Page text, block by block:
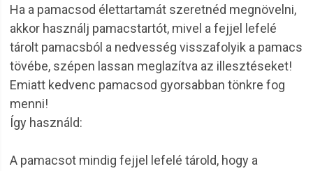
Ha a pamacsod élettartamát szeretnéd megnövelni,
akkor használj pamacstartót, mivel a fejjel lefelé
tárolt pamacsból a nedvesség visszafolyik a pamacs
tövébe, szépen lassan meglazítva az illesztéseket!
Emiatt kedvenc pamacsod gyorsabban tönkre fog
menni!
Így használd:
A pamacsot mindig fejjel lefelé tárold, hogy a